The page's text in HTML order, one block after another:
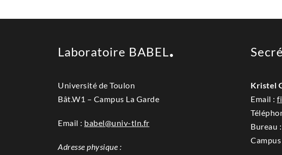
Laboratoire BABEL
Université de Toulon
Bât.W1 – Campus La Garde
Email : babel@univ-tln.fr
Adresse physique :
Kristel
Email :
Bureau